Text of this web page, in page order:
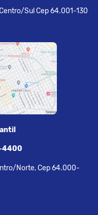
Sul Cep 64.001-130
4400
Norte, Cep 64.000-